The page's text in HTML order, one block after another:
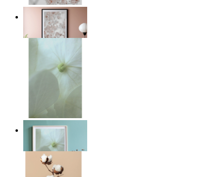
Ljus rosa blomster
Från
149 kr
Viskande ljus
149 kr